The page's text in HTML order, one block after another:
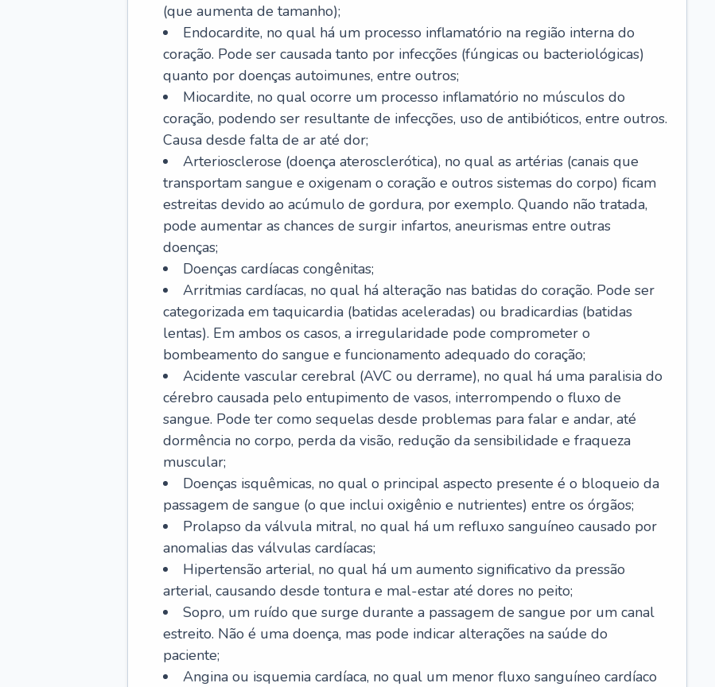
(que aumenta de tamanho);
Endocardite, no qual há um processo inflamatório na região interna do
coração. Pode ser causada tanto por infecções (fúngicas ou bacteriológicas)
quanto por doenças autoimunes, entre outros;
Miocardite, no qual ocorre um processo inflamatório no músculos do
coração, podendo ser resultante de infecções, uso de antibióticos, entre outros.
Causa desde falta de ar até dor;
Arteriosclerose (doença aterosclerótica), no qual as artérias (canais que
transportam sangue e oxigenam o coração e outros sistemas do corpo) ficam
estreitas devido ao acúmulo de gordura, por exemplo. Quando não tratada,
pode aumentar as chances de surgir infartos, aneurismas entre outras
doenças;
Doenças cardíacas congênitas;
Arritmias cardíacas, no qual há alteração nas batidas do coração. Pode ser
categorizada em taquicardia (batidas aceleradas) ou bradicardias (batidas
lentas). Em ambos os casos, a irregularidade pode comprometer o
bombeamento do sangue e funcionamento adequado do coração;
Acidente vascular cerebral (AVC ou derrame), no qual há uma paralisia do
cérebro causada pelo entupimento de vasos, interrompendo o fluxo de
sangue. Pode ter como sequelas desde problemas para falar e andar, até
dormência no corpo, perda da visão, redução da sensibilidade e fraqueza
muscular;
Doenças isquêmicas, no qual o principal aspecto presente é o bloqueio da
passagem de sangue (o que inclui oxigênio e nutrientes) entre os órgãos;
Prolapso da válvula mitral, no qual há um refluxo sanguíneo causado por
anomalias das válvulas cardíacas;
Hipertensão arterial, no qual há um aumento significativo da pressão
arterial, causando desde tontura e mal-estar até dores no peito;
Sopro, um ruído que surge durante a passagem de sangue por um canal
estreito. Não é uma doença, mas pode indicar alterações na saúde do
paciente;
Angina ou isquemia cardíaca, no qual um menor fluxo sanguíneo cardíaco